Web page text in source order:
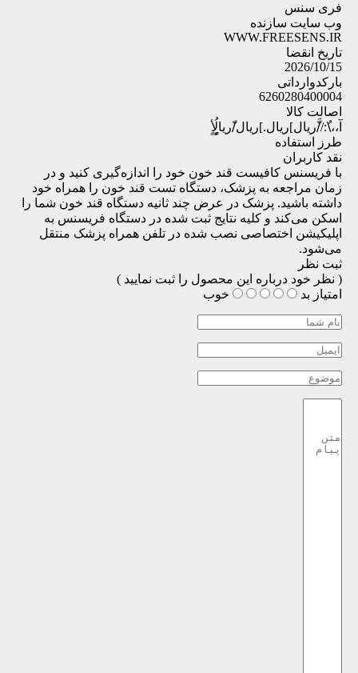
فری سنس
وب سایت سازنده
WWW.FREESENS.IR
تاریخ انقضا
2026/10/15
بارکدوارداتی
6260280400004
اصالت کالا
آ،،\ُ://َّريال]ريال.]ريال/ّريالٍٍٍُأٍ
طرز استفاده
نقد کاربران
با فریسنس کافیست قند خون خود را اندازه‌گیری کنید و در
زمان مراجعه به پزشک، دستگاه تست قند خون را همراه خود
داشته باشید. پزشک در عرض چند ثانیه دستگاه قند خون شما را
اسکن می‌کند و کلیه نتایج ثبت شده در دستگاه فریسنس به
اپلیکیشن اختصاصی نصب شده در تلفن همراه پزشک منتقل
می‌شود.
ثبت نظر
( نظر خود درباره این محصول را ثبت نمایید )
امتیاز بد خوب